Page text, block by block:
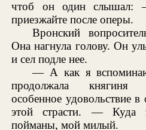
чтоб он один слышал:
приезжайте после оперы.
Вронский
Она нагнула голову. Он
и сел подле нее.
— А как я
продолжала княгиня
особенное удовольствие в
этой страсти. — Куда
пойманы, мой милый.